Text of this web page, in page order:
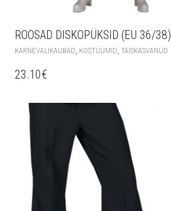
ROOSAD DISKOPÜKSID (EU 36/38)
KARNEVALIKAUBAD KOSTÜÜMID TÄISKASVANUD
23.10€